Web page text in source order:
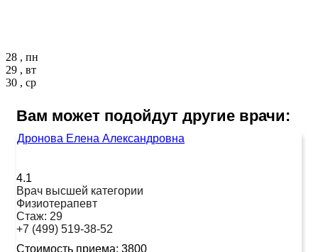
28 , пн
29 , вт
30 , ср
Вам может подойдут другие врачи:
Дронова Елена Александровна
4.1
Врач высшей категории
Физиотерапевт
Стаж: 29
+7 (499) 519-38-52
Стоимость приема: 3800